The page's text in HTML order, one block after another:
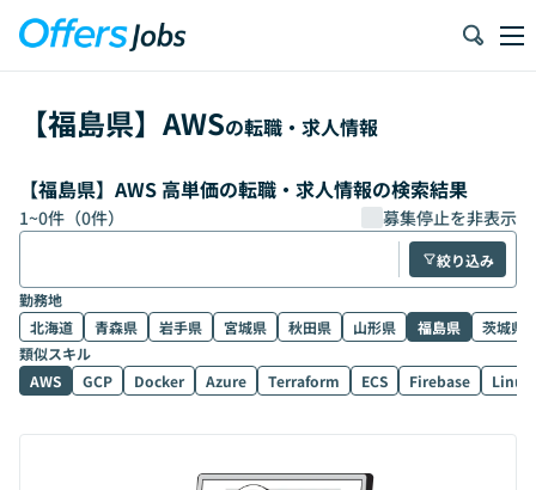
【福島県】 AWSの転職・求人情報
【福島県】AWS 高単価の転職・求人情報の検索結果
1~0件（0件） 募集停止を非表示
絞り込み
勤務地
北海道
青森県 岩手県 宮城県 秋田県 山形県 福島県
茨城県
類似スキル
AWS
GCP Docker Azure Terraform ECS Firebase Linux